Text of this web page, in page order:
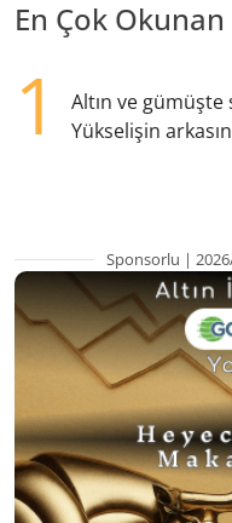
En Çok
1
Altın ve gümüşte
Yükselişin
Sponsorlu |